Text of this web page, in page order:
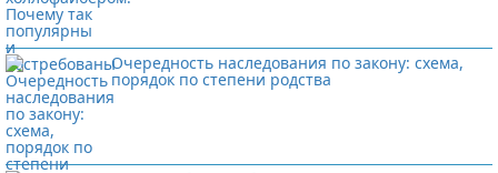
Очередность наследования по закону: схема,
порядок по степени родства